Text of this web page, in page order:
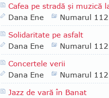
Cafea pe stradă şi muzică
Dana Ene
Numarul
Solidaritate pe asfalt
Dana Ene
Numarul
Concertele verii
Dana Ene
Numarul
Jazz de vară în Banat